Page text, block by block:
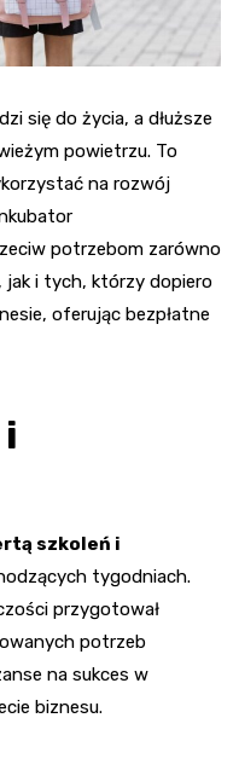
się do życia, a dłuższe
powietrzu. To
na rozwój
potrzebom zarówno
jak i tych, którzy dopiero
oferując bezpłatne
szkoleń i
tygodniach.
przygotował
potrzeb
na sukces w
biznesu.